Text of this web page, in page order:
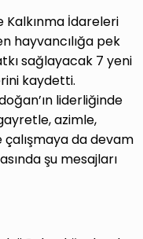
Kalkınma İdareleri
hayvancılığa pek
sağlayacak 7 yeni
kaydetti.
liderliğinde
azimle,
çalışmaya da devam
şu mesajları